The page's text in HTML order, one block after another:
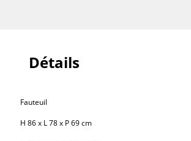
rangements
Détails
Fauteuil
H 86 x L 78 x P 69 cm